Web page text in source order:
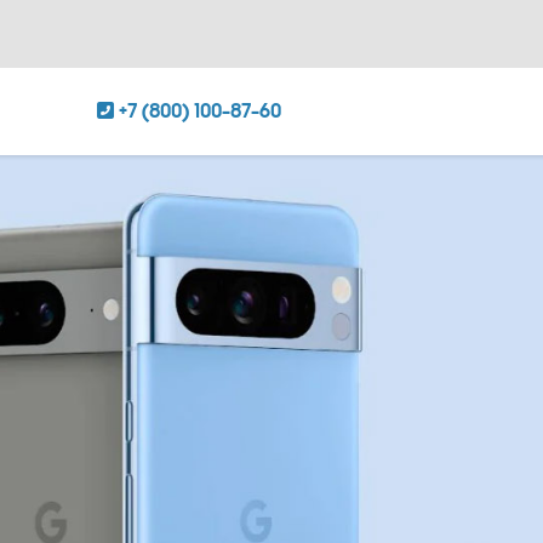
+7 (800) 100-87-60